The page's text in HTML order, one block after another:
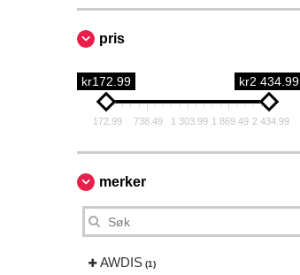
pris
kr172.99 kr2 434.99
172.99 738.49 1 303.99 1 869.49 2 434.99
merker
AWDIS (1)